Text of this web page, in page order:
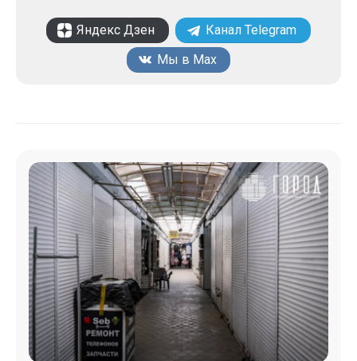
Яндекс Дзен
Канал Telegram
Мы в Max